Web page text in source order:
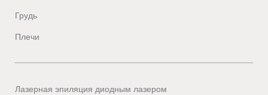
препарата;
заболевания;
Грудь
Плечи
Лазерная эпиляция диодным лазером